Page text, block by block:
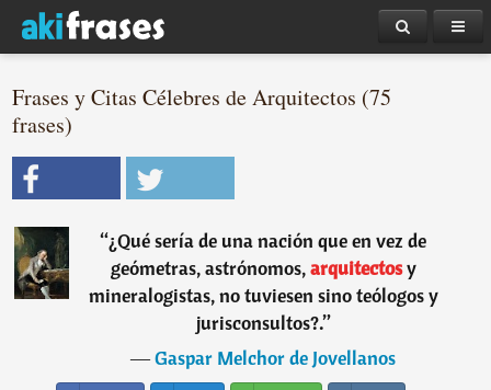
Frases y Citas Célebres de Arquitectos (75
frases)
“¿Qué sería de una nación que en vez de
geómetras, astrónomos,arquitectosy
mineralogistas, no tuviesen sino teólogos y
jurisconsultos?.”
―Gaspar Melchor de Jovellanos